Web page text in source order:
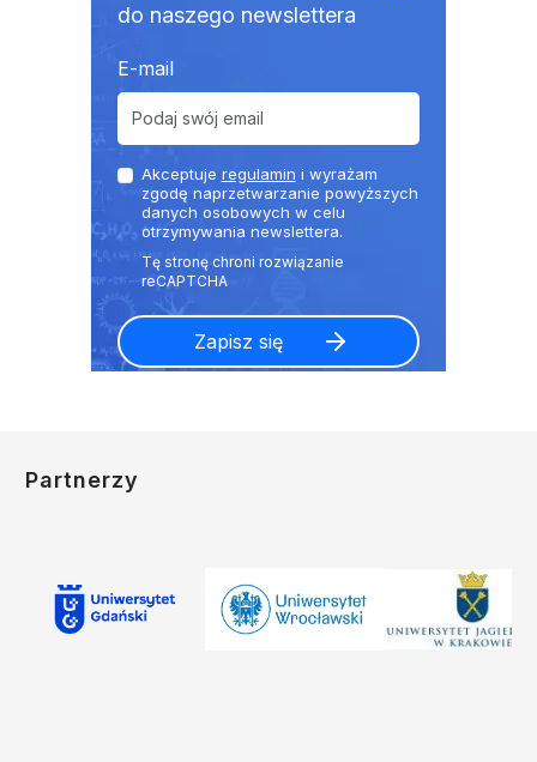
do naszego newslettera
E-mail
Akceptuje regulamin i wyrażam
zgodę naprzetwarzanie powyższych
danych osobowych w celu
otrzymywania newslettera.
Partnerzy